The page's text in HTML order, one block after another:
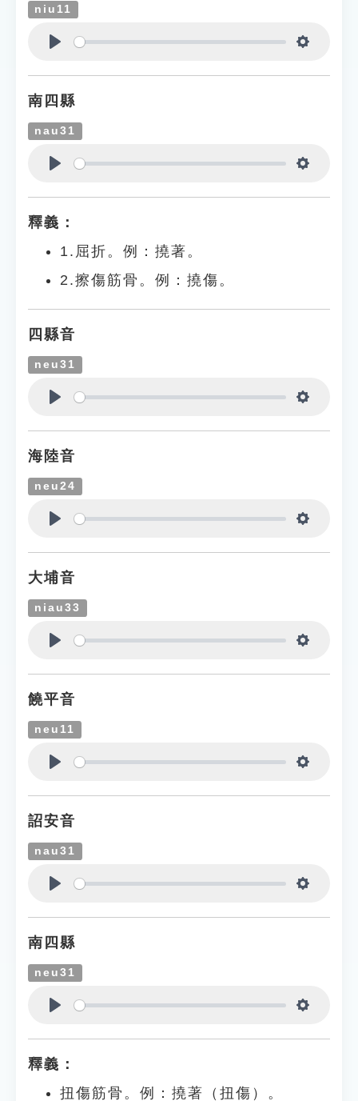
niu11
南四縣
nau31
釋義：
1.屈折。例：撓著。
2.擦傷筋骨。例：撓傷。
四縣音
neu31
海陸音
neu24
大埔音
niau33
饒平音
neu11
詔安音
nau31
南四縣
neu31
釋義：
扭傷筋骨。例：撓著（扭傷）。